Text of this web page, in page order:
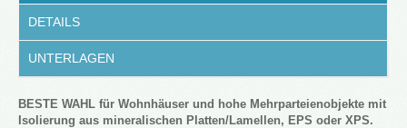
DETAILS
UNTERLAGEN
BESTE WAHL für Wohnhäuser und hohe Mehrparteienobjekte mit
Isolierung aus mineralischen Platten/Lamellen, EPS oder XPS.